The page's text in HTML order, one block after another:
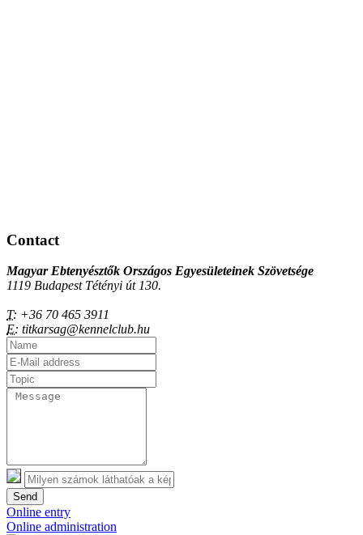
Contact
Magyar Ebtenyésztők Országos Egyesületeinek Szövetsége
1119 Budapest Tétényi út 130.
T: +36 70 465 3911
E: titkarsag@kennelclub.hu
Send
Online entry
Online administration